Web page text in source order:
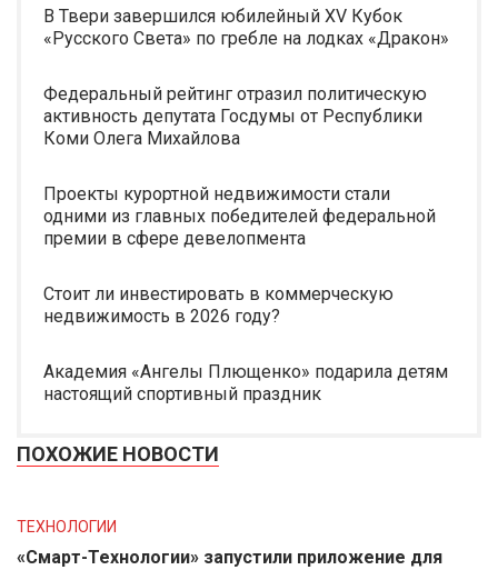
В Твери завершился юбилейный XV Кубок
«Русского Света» по гребле на лодках «Дракон»
Федеральный рейтинг отразил политическую
активность депутата Госдумы от Республики
Коми Олега Михайлова
Проекты курортной недвижимости стали
одними из главных победителей федеральной
премии в сфере девелопмента
Стоит ли инвестировать в коммерческую
недвижимость в 2026 году?
Академия «Ангелы Плющенко» подарила детям
настоящий спортивный праздник
ПОХОЖИЕ НОВОСТИ
ТЕХНОЛОГИИ
«Смарт-Технологии» запустили приложение для